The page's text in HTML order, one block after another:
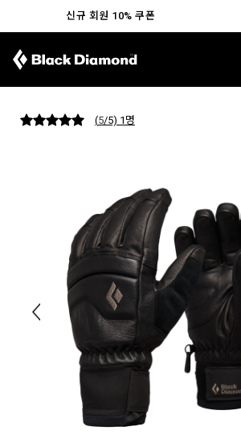
신규 회원 10% 쿠폰
스파크 글러브 S26
(5/5) 1 명